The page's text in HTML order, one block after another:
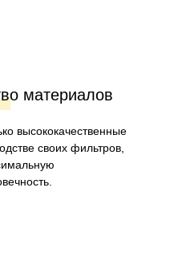
материалов
высококачественные
своих фильтров,